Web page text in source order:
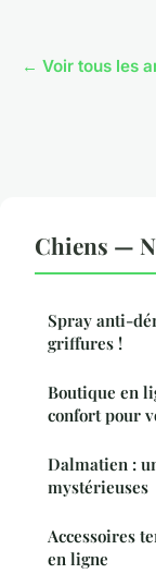
← Voir tous les
Chiens —
Spray anti-
griffures !
Boutique en
confort pour
Dalmatien :
mystérieuses
Accessoires
en ligne